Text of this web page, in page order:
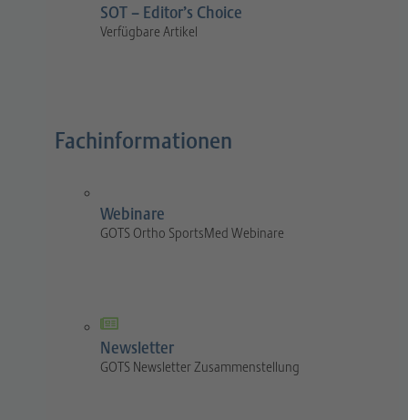
SOT – Editor’s Choice
Verfügbare Artikel
Fachinformationen
Webinare
GOTS Ortho SportsMed Webinare
Newsletter
GOTS Newsletter Zusammenstellung